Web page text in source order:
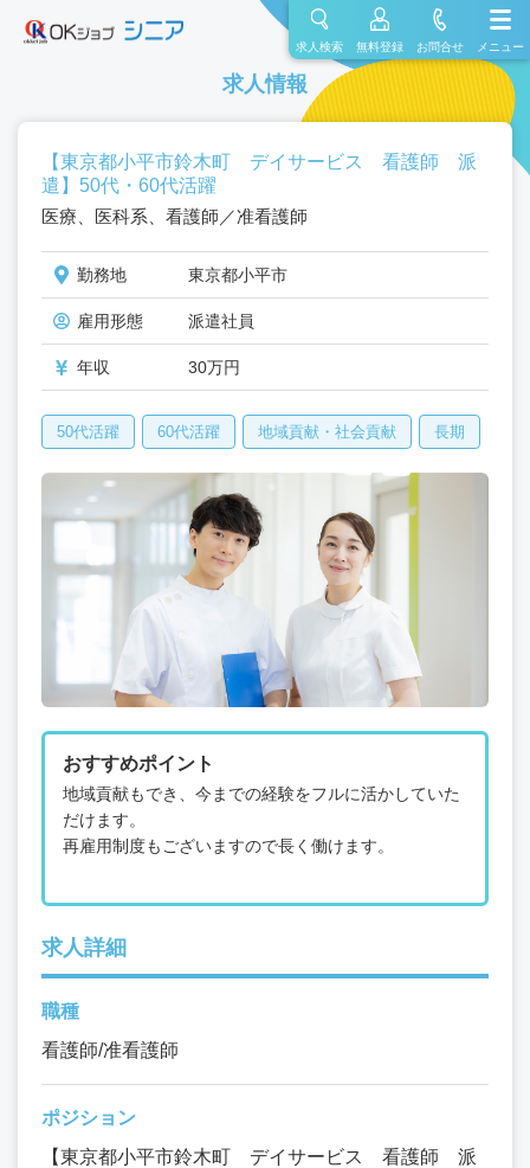
求人検索 無料登録 お問合せ メニュー
求人情報
【東京都小平市鈴木町 デイサービス 看護師 派
遣】50代・60代活躍
医療、医科系、看護師／准看護師
勤務地 東京都小平市
雇用形態 派遣社員
年収 30万円
50代活躍 60代活躍 地域貢献・社会貢献 長期
おすすめポイント
地域貢献もでき、今までの経験をフルに活かしていた
だけます。
再雇用制度もございますので長く働けます。
求人詳細
職種
看護師/准看護師
ポジション
【東京都小平市鈴木町 デイサービス 看護師 派